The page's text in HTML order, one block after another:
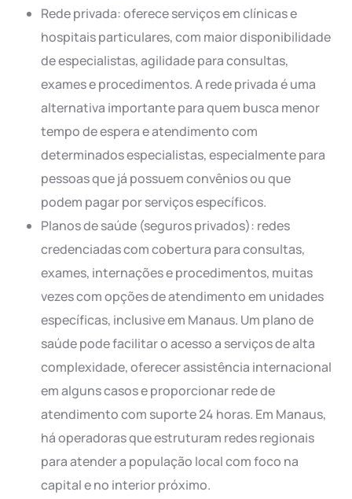
Rede privada: oferece serviços em clínicas e
hospitais particulares, com maior disponibilidade
de especialistas, agilidade para consultas,
exames e procedimentos. A rede privada é uma
alternativa importante para quem busca menor
tempo de espera e atendimento com
determinados especialistas, especialmente para
pessoas que já possuem convênios ou que
podem pagar por serviços específicos.
Planos de saúde (seguros privados): redes
credenciadas com cobertura para consultas,
exames, internações e procedimentos, muitas
vezes com opções de atendimento em unidades
específicas, inclusive em Manaus. Um plano de
saúde pode facilitar o acesso a serviços de alta
complexidade, oferecer assistência internacional
em alguns casos e proporcionar rede de
atendimento com suporte 24 horas. Em Manaus,
há operadoras que estruturam redes regionais
para atender a população local com foco na
capital e no interior próximo.